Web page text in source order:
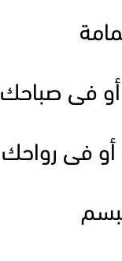
فى صباحك
فى رواحك